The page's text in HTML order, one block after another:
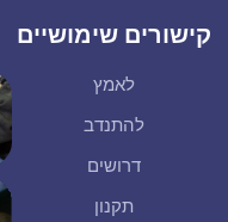
קישורים שימושיים
לאמץ
להתנדב
דרושים
תקנון